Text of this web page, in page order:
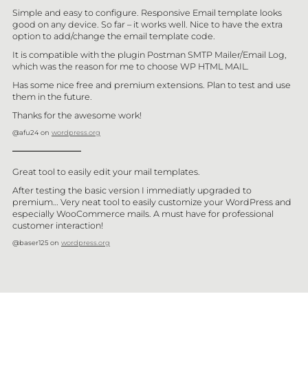
Simple and easy to configure. Responsive Email template looks
good on any device. So far – it works well. Nice to have the extra
option to add/change the email template code.
It is compatible with the plugin Postman SMTP Mailer/Email Log,
which was the reason for me to choose WP HTML MAIL.
Has some nice free and premium extensions. Plan to test and use
them in the future.
Thanks for the awesome work!
@afu24 on wordpress.org
Great tool to easily edit your mail templates.
After testing the basic version I immediatly upgraded to
premium… Very neat tool to easily customize your WordPress and
especially WooCommerce mails. A must have for professional
customer interaction!
@baser125 on wordpress.org